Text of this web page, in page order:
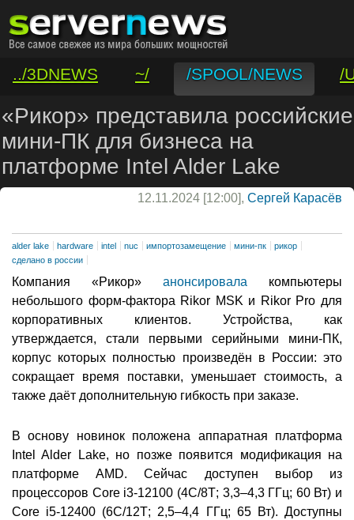
../3DNEWS ~/ /SPOOL/NEWS
/
/VAR/CONTACT
«Рикор» представила российские
мини-ПК для бизнеса на
платформе Intel Alder Lake
12.11.2024 [12:00], Сергей Карасёв
alder lake hardware intel nuc импортозамещение мини-пк
рикор
сделано в россии
Компания «Рикор» анонсировала компьютеры
небольшого форм-фактора Rikor MSK и Rikor Pro для
корпоративных клиентов. Устройства, как
утверждается, стали первыми серийными мини-ПК,
корпус которых полностью произведён в России: это
сокращает время поставки, уменьшает стоимость, а
также даёт дополнительную гибкость при заказе.
В основу новинок положена аппаратная платформа
Intel Alder Lake, но позже появится модификация на
платформе AMD. Сейчас доступен выбор из
процессоров Core i3-12100 (4С/8Т; 3,3–4,3 ГГц; 60 Вт) и
Core i5-12400 (6С/12Т; 2,5–4,4 ГГц; 65 Вт). Доступны